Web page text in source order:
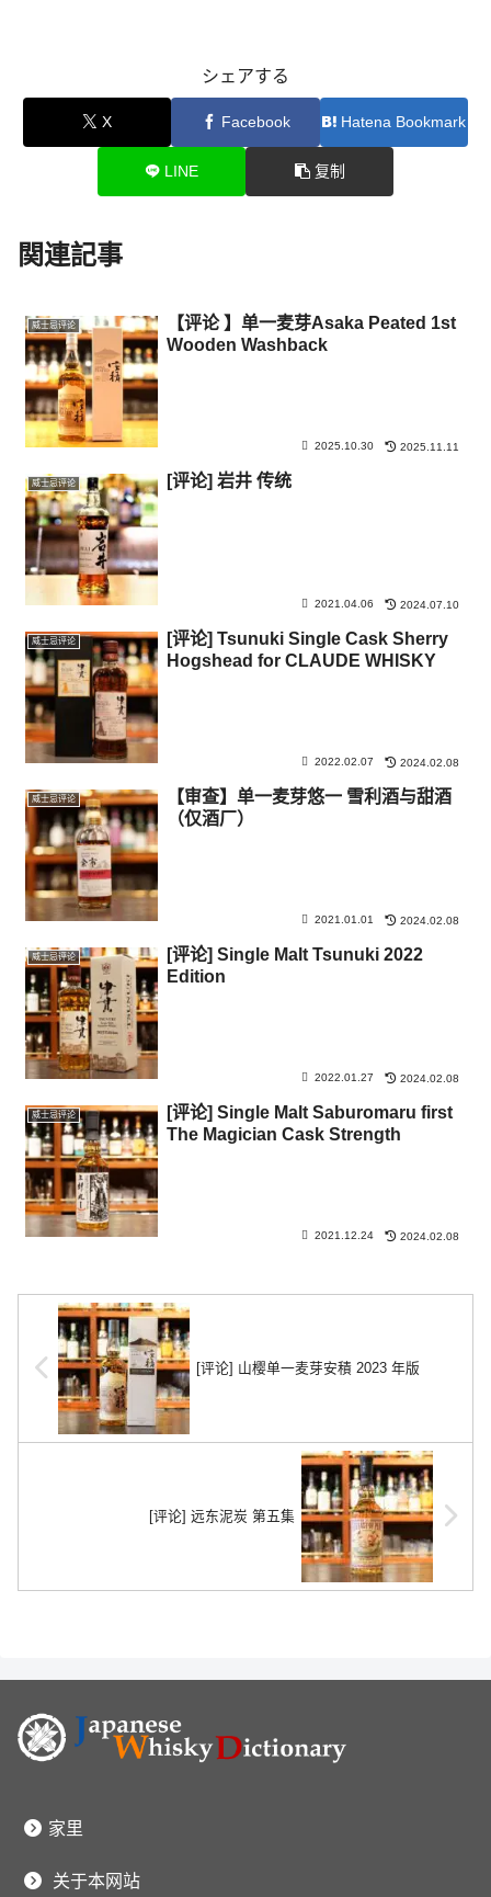
シェアする
X Facebook Hatena Bookmark
LINE 复制
関連記事
威士忌评论
【评论 】单一麦芽Asaka Peated 1st
Wooden Washback
2025.10.30 2025.11.11
威士忌评论 [评论] 岩井 传统
2021.04.06 2024.07.10
威士忌评论
[评论] Tsunuki Single Cask Sherry
Hogshead for CLAUDE WHISKY
2022.02.07 2024.02.08
威士忌评论
【审查】单一麦芽悠一 雪利酒与甜酒
（仅酒厂）
2021.01.01 2024.02.08
威士忌评论
[评论] Single Malt Tsunuki 2022
Edition
2022.01.27 2024.02.08
威士忌评论
[评论] Single Malt Saburomaru first
The Magician Cask Strength
2021.12.24 2024.02.08
[评论] 山樱单一麦芽安積 2023 年版
[评论] 远东泥炭 第五集
家里
关于本网站